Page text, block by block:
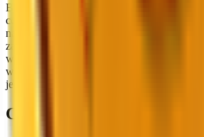
BloxSwaps organizuje jednocześnie trzy
codzienny, tygodniowy i miesięczny.
nagrodę, a aby wziąć w nim udział, należy
za które otrzymuje się zgłoszenia. Im
więcej zgłoszeń zbierzesz i tym większe
wygraną. Działa to jak loteria – w każdym
jeden zwycięzca, a każde zgłoszenie
Co można wygrać